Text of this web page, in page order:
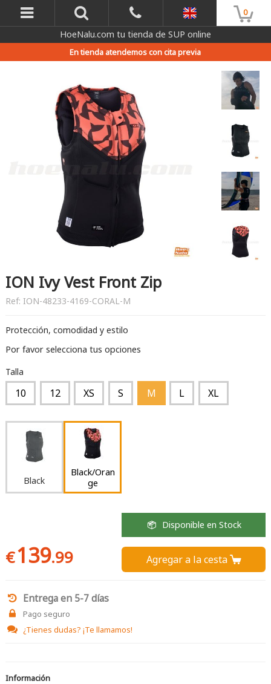
0
HoeNalu.com tu tienda de SUP online
En tienda atendemos con cita previa
ION Ivy Vest Front Zip
Ref: ION-48233-4169-CORAL-M
Protección, comodidad y estilo
Por favor selecciona tus opciones
Talla
10 12 XS S M L XL
Black
Black/Oran
ge
€139.99
Disponible en Stock
Agregar a la cesta 
Entrega en 5-7 días
Pago seguro
¿Tienes dudas? ¡Te llamamos!
Información